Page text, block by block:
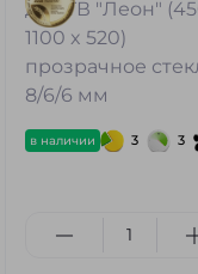
в наличии 3 3